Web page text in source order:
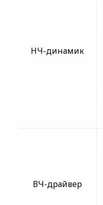
НЧ-динамик
ВЧ-драйвер